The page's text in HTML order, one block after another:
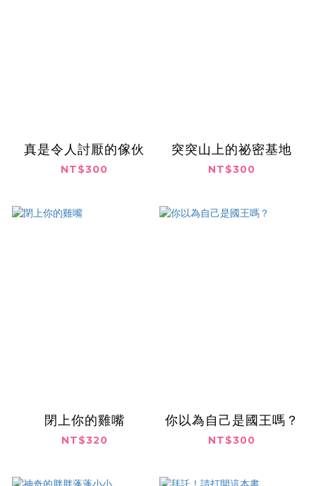
真是令人討厭的傢伙
NT$300
突突山上的祕密基地
NT$300
閉上你的雞嘴
NT$320
你以為自己是國王嗎？
NT$300